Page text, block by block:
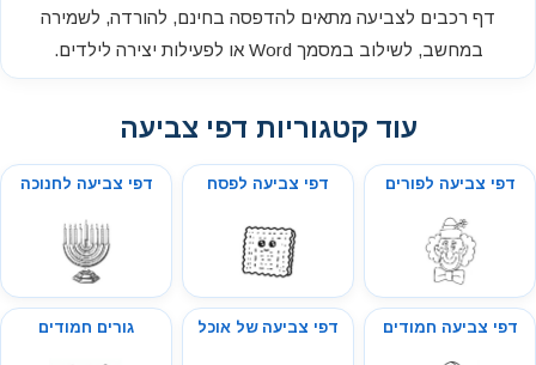
דף רכבים לצביעה מתאים להדפסה בחינם, להורדה, לשמירה
במחשב, לשילוב במסמך Word או לפעילות יצירה לילדים.
עוד קטגוריות דפי צביעה
דפי צביעה לפורים דפי צביעה לפסח דפי צביעה לחנוכה
דפי צביעה חמודים דפי צביעה של אוכל גורים חמודים